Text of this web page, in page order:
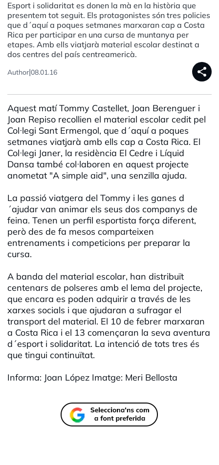
Esport i solidaritat es donen la mà en la història que
presentem tot seguit. Els protagonistes són tres policies
que d´aquí a poques setmanes marxaran cap a Costa
Rica per participar en una cursa de muntanya per
etapes. Amb ells viatjarà material escolar destinat a
dos centres del país centreamericà.
Author|08.01.16 share
Aquest matí Tommy Castellet, Joan Berenguer i
Joan Repiso recollien el material escolar cedit pel
Col·legi Sant Ermengol, que d´aquí a poques
setmanes viatjarà amb ells cap a Costa Rica. El
Col·legi Janer, la residència El Cedre i Líquid
Dansa també col·laboren en aquest projecte
anometat "A simple aid", una senzilla ajuda.
La passió viatgera del Tommy i les ganes d
´ajudar van animar els seus dos companys de
feina. Tenen un perfil esportista força diferent,
però des de fa mesos comparteixen
entrenaments i competicions per preparar la
cursa.
A banda del material escolar, han distribuït
centenars de polseres amb el lema del projecte,
que encara es poden adquirir a través de les
xarxes socials i que ajudaran a sufragar el
transport del material. El 10 de febrer marxaran
a Costa Rica i el 13 començaran la seva aventura
d´esport i solidaritat. La intenció de tots tres és
que tingui continuïtat.
Informa: Joan López Imatge: Meri Bellosta